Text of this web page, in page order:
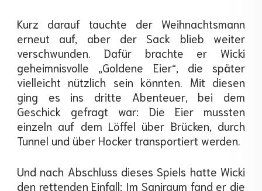
Kurz darauf tauchte der Weihnachtsmann
erneut auf, aber der Sack blieb weiter
verschwunden. Dafür brachte er Wicki
geheimnisvolle „Goldene Eier“, die später
vielleicht nützlich sein könnten. Mit diesen
ging es ins dritte Abenteuer, bei dem
Geschick gefragt war: Die Eier mussten
einzeln auf dem Löffel über Brücken, durch
Tunnel und über Hocker transportiert werden.
Und nach Abschluss dieses Spiels hatte Wicki
den rettenden Einfall: Im Saniraum fand er die